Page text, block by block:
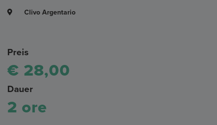
Clivo Argentario
Preis
€ 28,00
Dauer
2 ore